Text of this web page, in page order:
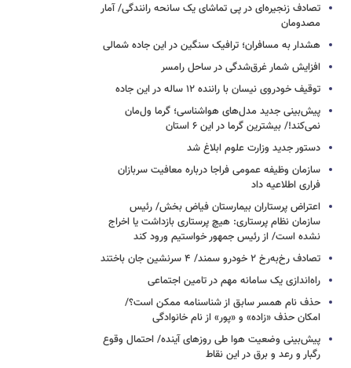
تصادف زنجیره‌ای در پی تماشای یک سانحه رانندگی/ آمار
مصدومان
هشدار به مسافران؛ ترافیک سنگین در این جاده شمالی
افزایش شمار غرق‌شدگی در ساحل رامسر
توقیف خودروی نیسان با راننده ۱۲ ساله در این جاده
پیش‌بینی جدید مدل‌های هواشناسی؛ گرما ول‌مان
نمی‌کند!/ بیشترین گرما در این ۶ استان
دستور جدید وزارت علوم ابلاغ شد
سازمان وظیفه عمومی فراجا درباره معافیت سربازان
فراری اطلاعیه داد
اعتراض پرستاران بیمارستان فیاض بخش/ رئیس
سازمان نظام پرستاری: هیچ پرستاری بازداشت یا اخراج
نشده است/ از رئیس جمهور خواستیم ورود کند
تصادف رخ‌به‌رخ ۲ خودرو سمند/ ۴ سرنشین جان باختند
راه‌اندازی یک سامانه مهم در تامین اجتماعی
حذف نام همسر سابق از شناسنامه ممکن است؟/
امکان حذف «زاده» و «پور» از نام خانوادگی
پیش‌بینی وضعیت هوا طی روزهای آینده/ احتمال وقوع
رگبار و رعد و برق در این نقاط